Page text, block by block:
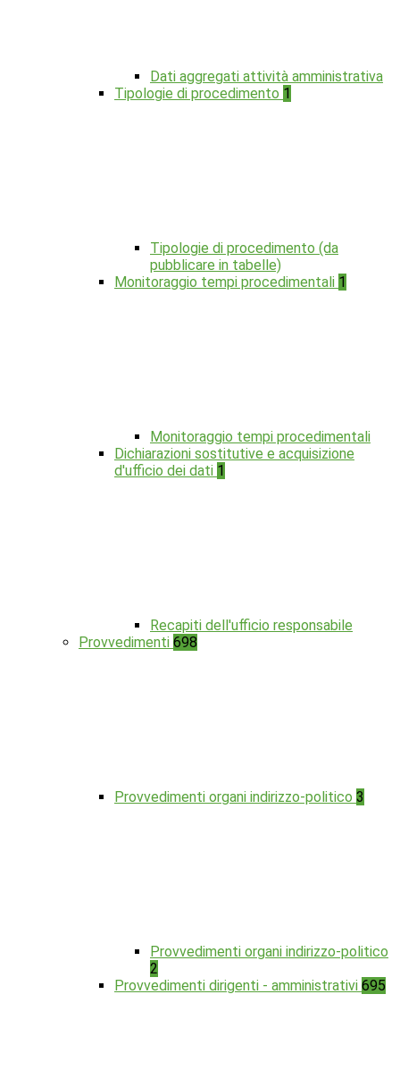
Dati aggregati attività amministrativa
Tipologie di procedimento 1
Tipologie di procedimento (da
pubblicare in tabelle)
Monitoraggio tempi procedimentali 1
Monitoraggio tempi procedimentali
Dichiarazioni sostitutive e acquisizione
d'ufficio dei dati 1
Recapiti dell'ufficio responsabile
Provvedimenti 698
Provvedimenti organi indirizzo-politico 3
Provvedimenti organi indirizzo-politico
2
Provvedimenti dirigenti - amministrativi 695